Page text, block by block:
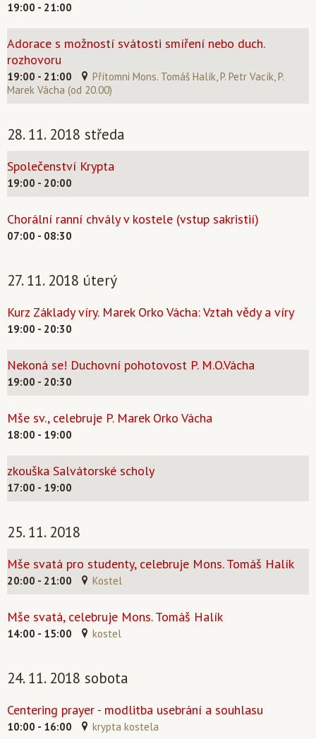
19:00 - 21:00
Adorace s možností svátosti smíření nebo duch.
rozhovoru
19:00 - 21:00
Přítomni Mons. Tomáš Halík, P. Petr Vacík, P.
Marek Vácha (od 20.00)
28. 11. 2018 středa
Společenství Krypta
19:00 - 20:00
Chorální ranní chvály v kostele (vstup sakristií)
07:00 - 08:30
27. 11. 2018 úterý
Kurz Základy víry. Marek Orko Vácha: Vztah vědy a víry
19:00 - 20:30
Nekoná se! Duchovní pohotovost P. M.O.Vácha
19:00 - 20:30
Mše sv., celebruje P. Marek Orko Vácha
18:00 - 19:00
zkouška Salvátorské scholy
17:00 - 19:00
25. 11. 2018
Mše svatá pro studenty, celebruje Mons. Tomáš Halík
20:00 - 21:00 Kostel
Mše svatá, celebruje Mons. Tomáš Halík
14:00 - 15:00 kostel
24. 11. 2018 sobota
Centering prayer - modlitba usebrání a souhlasu
10:00 - 16:00 krypta kostela